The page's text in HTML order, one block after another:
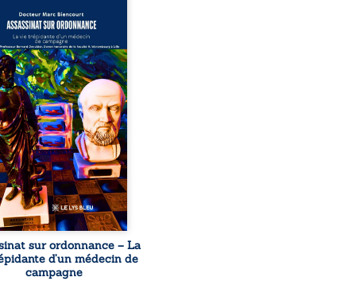
sur ordonnance –
trépidante d’un médecin
est la réédition
et actualisée du
du Docteur Marc
ancien médecin de
qui revient sur son
médical, syndical et
Depuis septembre
il raconte le long combat
conduit à être écarté du
médical, malgré une
de première instance
sur ordonnance – La
d’un médecin de
campagne